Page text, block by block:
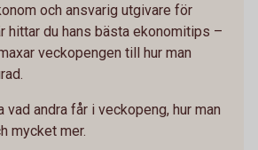
och ansvarig utgivare för
hittar du hans bästa ekonomitips –
veckopengen till hur man
vad andra får i veckopeng, hur man
mycket mer.